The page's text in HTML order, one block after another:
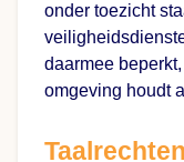
onder toezicht
daarmee
omgeving houdt